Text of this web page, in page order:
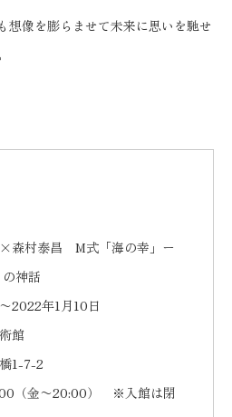
想像を膨らませて未来に思いを馳せ
森村泰昌 M式「海の幸」ー
神話
2022年1月10日
館
1-7-2
（金〜20:00） ※入館は閉